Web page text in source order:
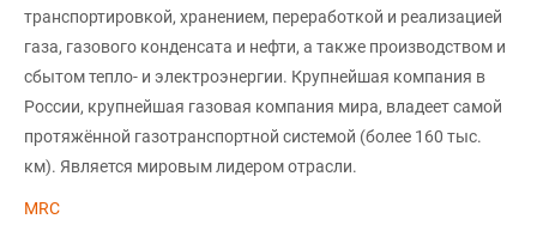
транспортировкой, хранением, переработкой и реализацией
газа, газового конденсата и нефти, а также производством и
сбытом тепло- и электроэнергии. Крупнейшая компания в
России, крупнейшая газовая компания мира, владеет самой
протяжённой газотранспортной системой (более 160 тыс.
км). Является мировым лидером отрасли.
MRC